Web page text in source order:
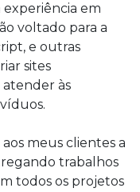
experiência em
voltado para a
e outras
sites
atender às
meus clientes a
trabalhos
todos os projetos